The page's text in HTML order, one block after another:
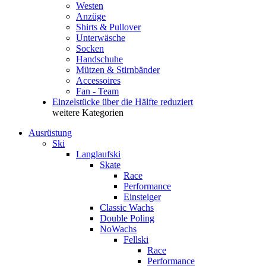
Westen
Anzüge
Shirts & Pullover
Unterwäsche
Socken
Handschuhe
Mützen & Stirnbänder
Accessoires
Fan - Team
Einzelstücke über die Hälfte reduziert
weitere Kategorien
Ausrüstung
Ski
Langlaufski
Skate
Race
Performance
Einsteiger
Classic Wachs
Double Poling
NoWachs
Fellski
Race
Performance